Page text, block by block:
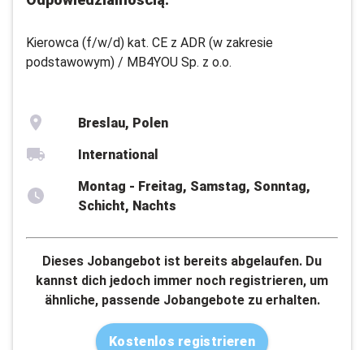
Kierowca (f/w/d) kat. CE z ADR (w zakresie
podstawowym) / MB4YOU Sp. z o.o.
Breslau, Polen
International
Montag - Freitag, Samstag, Sonntag,
Schicht, Nachts
Dieses Jobangebot ist bereits abgelaufen. Du
kannst dich jedoch immer noch registrieren, um
ähnliche, passende Jobangebote zu erhalten.
Kostenlos registrieren